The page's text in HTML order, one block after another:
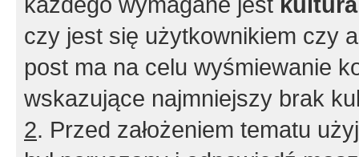
czy jest się użytkownikiem czy
post ma na celu wyśmiewanie
wskazujące najmniejszy brak
2. Przed założeniem tematu